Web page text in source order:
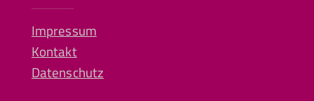
Impressum
Kontakt
Datenschutz